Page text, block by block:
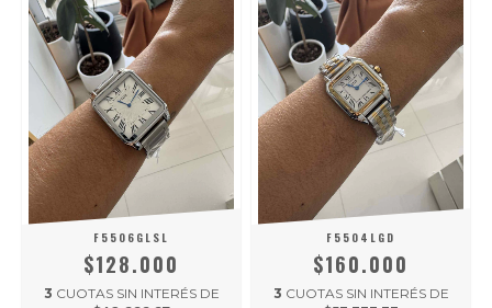
F5506GLSL
$128.000
3 CUOTAS SIN INTERÉS DE
F5504LGD
$160.000
3 CUOTAS SIN INTERÉS DE